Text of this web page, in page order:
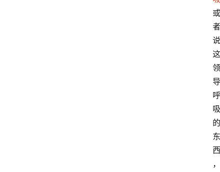
或
者
说
这
领
导
呼
吸
的
东
西
，